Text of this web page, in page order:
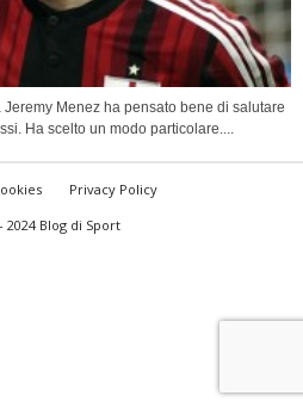
Menez ha pensato bene di salutare
Ha scelto un modo particolare....
Privacy Policy
2024 Blog di Sport